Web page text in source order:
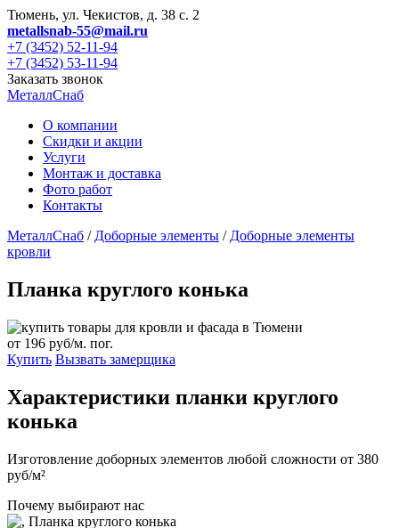
Тюмень, ул. Чекистов, д. 38 с. 2
metallsnab-55@mail.ru
+7 (3452) 52-11-94
+7 (3452) 53-11-94
Заказать звонок
МеталлСнаб
О компании
Скидки и акции
Услуги
Монтаж и доставка
Фото работ
Контакты
МеталлСнаб / Доборные элементы / Доборные элементы
кровли
Планка круглого конька
от 196 руб/м. пог.
Купить Вызвать замерщика
Характеристики планки круглого
конька
Изготовление доборных элементов любой сложности от 380
руб/м²
Почему выбирают нас